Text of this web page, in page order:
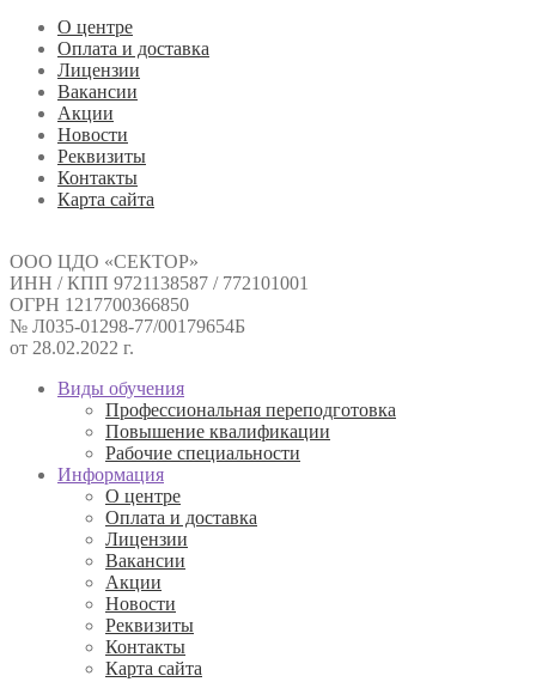
О центре
Оплата и доставка
Лицензии
Вакансии
Акции
Новости
Реквизиты
Контакты
Карта сайта
ООО ЦДО «СЕКТОР»
ИНН / КПП 9721138587 / 772101001
ОГРН 1217700366850
№ Л035-01298-77/00179654Б
от 28.02.2022 г.
Виды обучения
Профессиональная переподготовка
Повышение квалификации
Рабочие специальности
Информация
О центре
Оплата и доставка
Лицензии
Вакансии
Акции
Новости
Реквизиты
Контакты
Карта сайта